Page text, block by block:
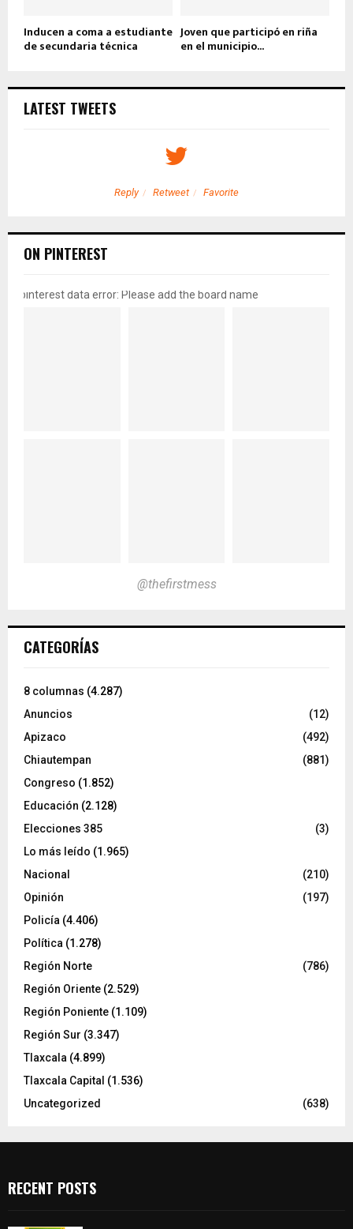
Inducen a coma a estudiante
de secundaria técnica
Joven que participó en riña
en el municipio...
LATEST TWEETS
Reply Retweet Favorite
ON PINTEREST
pinterest data error: Please add the board name
@thefirstmess
CATEGORÍAS
8 columnas (4.287)
Anuncios
(12)
Apizaco
(492)
Chiautempan
(881)
Congreso (1.852)
Educación (2.128)
Elecciones 385
(3)
Lo más leído (1.965)
Nacional
(210)
Opinión
(197)
Policía (4.406)
Política (1.278)
Región Norte
(786)
Región Oriente (2.529)
Región Poniente (1.109)
Región Sur (3.347)
Tlaxcala (4.899)
Tlaxcala Capital (1.536)
Uncategorized
(638)
RECENT POSTS